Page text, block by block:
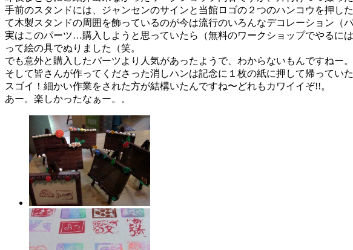
手前のスタンドには、ジャンセンのサインと当館ロゴの２つのハンコウを押
て木製スタンドの周囲を飾っているのが今は流行のいろんなデコレーション（パ
実はこのパーツ…購入しようと思っていたら（無料のワークショップでやるに
って絵の具でぬりました（笑。
でも意外と購入したパーツより人気があったようで、わからないもんですねー。
そして皆さんが作ってくださった消しハンは記念に１枚の紙に押して帰ってい
スゴイ！細かい作業をされた方が結構いたんですね〜どれもカワイイぞ!!。
あー。楽しかったなぁー。。